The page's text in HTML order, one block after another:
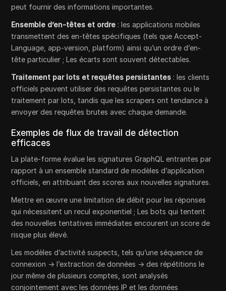
peut fournir des informations importantes.
Ensemble d’en-têtes et ordre : les applications mobiles
transmettent des en-têtes spécifiques (tels que Accept-
Language, app-version, platform) ainsi qu’un ordre d’en-
tête particulier ; Les écarts sont souvent détectables.
Traitement par lots et requêtes persistantes : les clients
officiels peuvent utiliser des requêtes persistantes ou le
traitement par lots, tandis que les scrapers ont tendance à
envoyer des requêtes brutes avec chaque demande.
Exemples de flux de travail de détection
efficaces
La plate-forme évalue les signatures GraphQL entrantes par
rapport à un ensemble standard de modèles d’application
officiels, en attribuant des scores aux nouvelles signatures.
Mettre en œuvre une limitation de débit pour les réponses
qui nécessitent un recul exponentiel ; Les bots qui tentent
des nouvelles tentatives immédiates encourent un score de
risque plus élevé.
Les modèles d’activité suspects, tels qu’une séquence de
connexion → l’extraction de données → des répétitions le
jour même de plusieurs comptes, sont analysés
conjointement avec les données IP et les données